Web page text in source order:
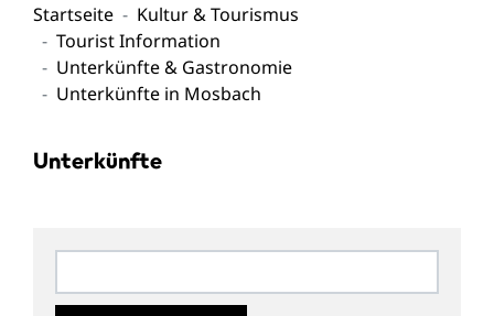
Startseite
Kultur & Tourismus
Tourist Information
Unterkünfte & Gastronomie
Unterkünfte in Mosbach
Unterkünfte